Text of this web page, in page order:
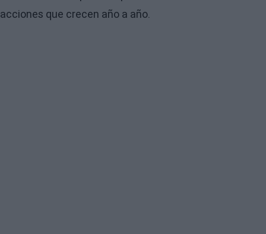
acciones que crecen año a año.